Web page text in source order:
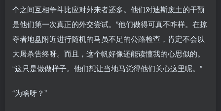
个之间互相争斗比应对外来者还多。他们对迪斯废土的干预
是他们第一次真正的外交尝试。”他们做得可真不咋样。在掠
夺者地盘附近进行随机的马员不足的公路检查，肯定不会以
大屠杀告终呀。而且，这个帆好像还能读懂我的心思似的。
“这只是做做样子。他们想让当地马觉得他们关心这里呢。”
“为啥呀？”